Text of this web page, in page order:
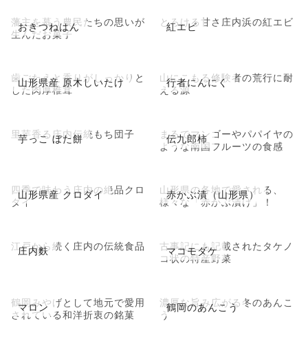
おきつねはん
藩主を慕う農民たちの思いが
生んだお菓子
紅エビ
とろける甘さ庄内浜の紅エビ
山形県産 原木しいたけ
歯ごたえと香りがしっかりと
した肉厚椎茸
行者にんにく
山にこもる修験者の荒行に耐
える源
芋っこ ぼた餅
里芋香る庄内伝統もち団子 伝九郎柿
まるでマンゴーやパパイヤの
ような南国フルーツの食感
山形県産 クロダイ
四季で味わう庄内の絶品クロ
ダイ
赤かぶ漬（山形県）
山形県の各地で愛される、
様々な「赤かぶ漬け」！
庄内麩
江戸から続く庄内の伝統食品 マコモダケ
古事記にも記載されたタケノ
コ状の特産野菜
マロン
鶴岡みやげとして地元で愛用
されている和洋折衷の銘菓
鶴岡のあんこう
濃厚な旨み広がる冬のあんこ
う